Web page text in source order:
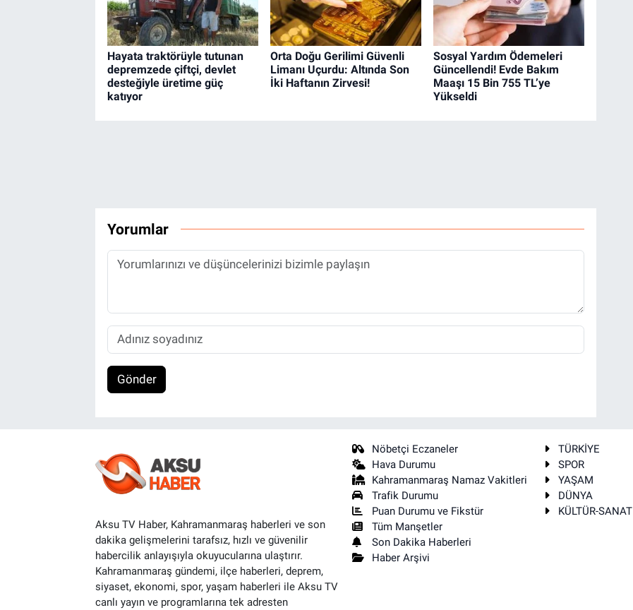
Hayata traktörüyle tutunan
depremzede çiftçi, devlet
desteğiyle üretime güç
katıyor
Orta Doğu Gerilimi Güvenli
Limanı Uçurdu: Altında Son
İki Haftanın Zirvesi!
Sosyal Yardım Ödemeleri
Güncellendi! Evde Bakım
Maaşı 15 Bin 755 TL’ye
Yükseldi
Yorumlar
Gönder
Aksu TV Haber, Kahramanmaraş haberleri ve son
dakika gelişmelerini tarafsız, hızlı ve güvenilir
habercilik anlayışıyla okuyucularına ulaştırır.
Kahramanmaraş gündemi, ilçe haberleri, deprem,
siyaset, ekonomi, spor, yaşam haberleri ile Aksu TV
canlı yayın ve programlarına tek adresten
Nöbetçi Eczaneler
Hava Durumu
Kahramanmaraş Namaz Vakitleri
Trafik Durumu
Puan Durumu ve Fikstür
Tüm Manşetler
Son Dakika Haberleri
Haber Arşivi
TÜRKİYE
SPOR
YAŞAM
DÜNYA
KÜLTÜR-SANAT